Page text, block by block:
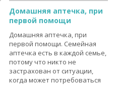
Домашняя аптечка, при
первой помощи
Домашняя аптечка, при
первой помощи. Семейная
аптечка есть в каждой семье,
потому что никто не
застрахован от ситуации,
когда может потребоваться